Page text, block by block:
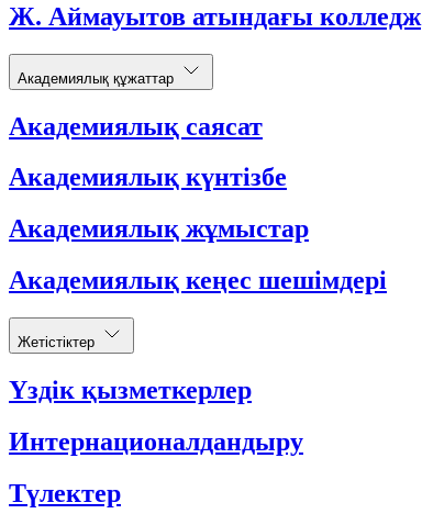
Ж. Аймауытов атындағы колледж
Академиялық құжаттар
Академиялық саясат
Академиялық күнтізбе
Академиялық жұмыстар
Академиялық кеңес шешімдері
Жетістіктер
Үздік қызметкерлер
Интернационалдандыру
Түлектер